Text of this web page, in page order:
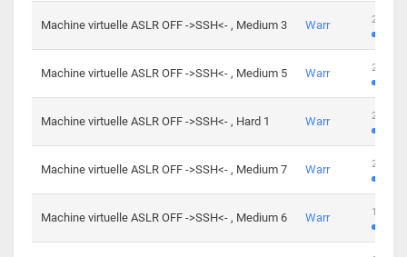
Machine virtuelle ASLR OFF ->SSH<- , Medium 3 Warr 280
Machine virtuelle ASLR OFF ->SSH<- , Medium 5 Warr 265
Machine virtuelle ASLR OFF ->SSH<- , Hard 1 Warr 224
Machine virtuelle ASLR OFF ->SSH<- , Medium 7 Warr 230
Machine virtuelle ASLR OFF ->SSH<- , Medium 6 Warr 168